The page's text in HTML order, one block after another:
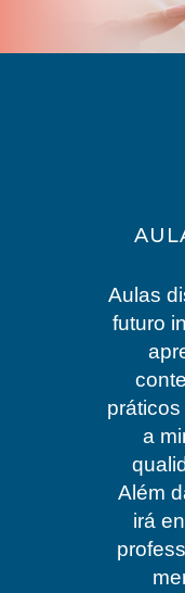
Aulas
futuro
a
Além
irá